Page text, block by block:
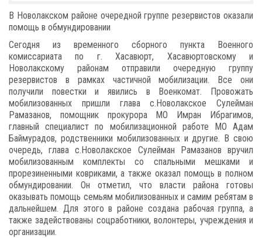
В Новолакском районе очередной группе резервистов оказали
помощь в обмундировании
Сегодня из временного сборного пункта Военного
комиссариата по г. Хасавюрт, Хасавюртовскому и
Новолакскому районам отправили очередную группу
резервистов в рамках частичной мобилизации. Все они
получили повестки и явились в Военкомат. Провожать
мобилизованных пришли глава с.Новолакское Сулейман
Рамазанов, помощник прокурора МО Имран Ибрагимов,
главный специалист по мобилизационной работе МО Адам
Баймурадов, родственники мобилизованных и другие. В свою
очередь, глава с.Новолакское Сулейман Рамазанов вручил
мобилизованным комплекты со спальными мешками и
прорезиненными ковриками, а также оказал помощь в полном
обмундировании. Он отметил, что власти района готовы
оказывать помощь семьям мобилизованных и самим ребятам в
дальнейшем. Для этого в районе создана рабочая группа, а
также задействованы соцработники, волонтеры, учреждения и
организации.